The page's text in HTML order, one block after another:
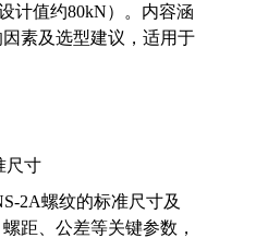
计值约80kN）。内容涵
素及选型建议，适用于
尺寸
2A螺纹的标准尺寸及
距、公差等关键参数，